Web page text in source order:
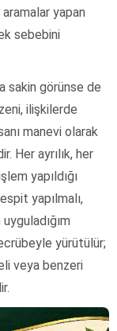
yapan
sebebini
sakin görünse de
ilişkilerde
manevi olarak
Her ayrılık, her
yapıldığı
yapılmalı,
yürütülür;
veya benzeri